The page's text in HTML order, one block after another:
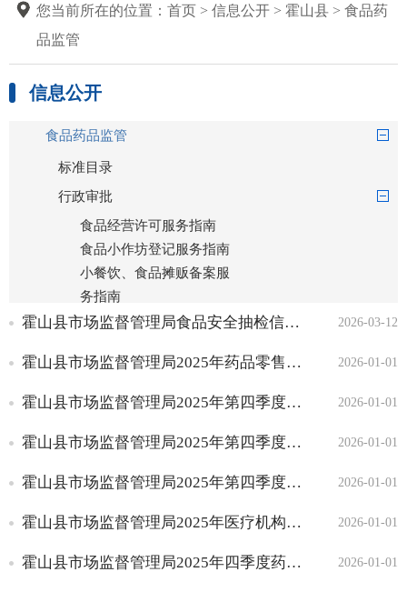
您当前所在的位置： 首页 > 信息公开 > 霍山县 > 食品药
品监管
信息公开
食品药品监管
标准目录
行政审批
食品经营许可服务指南
食品小作坊登记服务指南
小餐饮、食品摊贩备案服
务指南
药品零售许可服务指南
食品小作坊登记基本信息
本信息
药品零售许可企业基本信
监督检查
食品生产经营监督检查
查
2026-03-12
霍山县市场监督管理局食品安全抽检信息通告（2026年第1期）
2026-01-01
霍山县市场监督管理局2025年药品零售单位监督检查情况通报（四）
2026-01-01
霍山县市场监督管理局2025年第四季度食品小作坊许可办理基本信息
2026-01-01
霍山县市场监督管理局2025年第四季度小餐饮许可信息
2026-01-01
霍山县市场监督管理局2025年第四季度食品小摊贩许可办理信息
2026-01-01
霍山县市场监督管理局2025年医疗机构监督检查情况通报（四）
2026-01-01
霍山县市场监督管理局2025年四季度药品零售许可企业基本信息